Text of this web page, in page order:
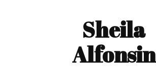
Sheila
Alfonsin